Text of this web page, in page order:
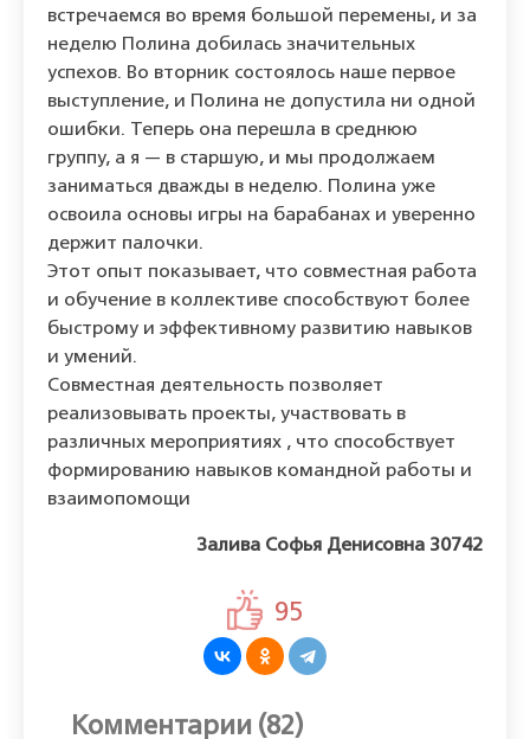
встречаемся во время большой перемены, и за
неделю Полина добилась значительных
успехов. Во вторник состоялось наше первое
выступление, и Полина не допустила ни одной
ошибки. Теперь она перешла в среднюю
группу, а я — в старшую, и мы продолжаем
заниматься дважды в неделю. Полина уже
освоила основы игры на барабанах и уверенно
держит палочки.
Этот опыт показывает, что совместная работа
и обучение в коллективе способствуют более
быстрому и эффективному развитию навыков
и умений.
Совместная деятельность позволяет
реализовывать проекты, участвовать в
различных мероприятиях , что способствует
формированию навыков командной работы и
взаимопомощи
Залива Софья Денисовна 30742
95
Комментарии (82)